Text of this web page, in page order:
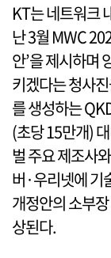
KT는 네트워크
난 3월 MWC
안’을 제시하며
키겠다는 청사
를 생성하는
(초당 15만개)
벌 주요 제조사
버·우리넷에 기
개정안의 소부
상된다.